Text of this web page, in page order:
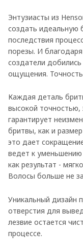
Энтузиасты из
создать идеальную
последствия
порезы. И
создатели
ощущения.
Каждая деталь
высокой точностью,
гарантирует
бритвы, как и
это дает
ведет к
как результат -
Волосы больше не
Уникальный дизайн
отверстия для
лезвие остается
процессе.